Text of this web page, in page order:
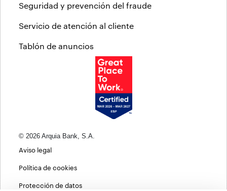
Seguridad y prevención del fraude
Servicio de atención al cliente
Tablón de anuncios
© 2026 Arquia Bank, S.A.
Aviso legal
Política de cookies
Protección de datos